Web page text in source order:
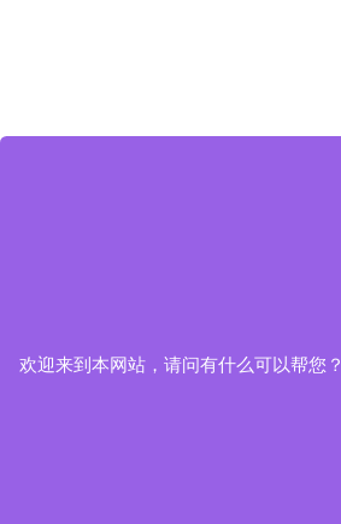
欢迎来到本网站，请问有什么可以帮您？